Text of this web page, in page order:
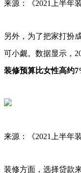
来源：《2021上半年
另外，为了把家打扮
可小觑。数据显示，
装修预算比女性高约
来源：《2021上半年
装修方面，选择贷款